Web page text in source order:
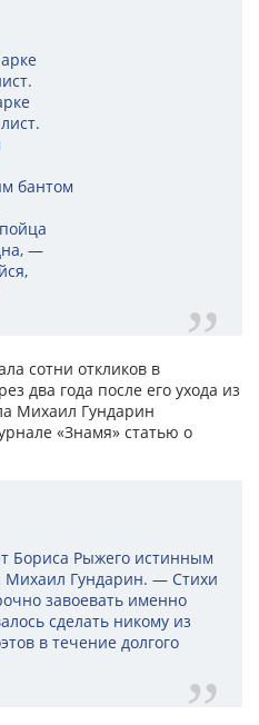
бантом
—
сотни откликов в
два года после его ухода из
Михаил Гундарин
«Знамя» статью о
Бориса Рыжего истинным
Михаил Гундарин. — Стихи
завоевать именно
сделать никому из
в течение долгого